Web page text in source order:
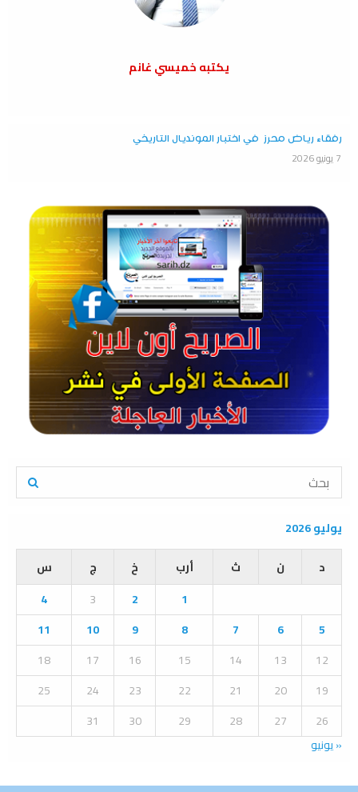
يكتبه خميسي غانم
رفقاء رياض محرز في اختبار المونديال التاريخي
7 يونيو 2026
r
r
E
A
R
C
H
يوليو 2026
د
ن ث أرب خ ج
س
1
2
3
4
5
6
7
8
9
10
11
12
13
14
15
16
17
18
19
20
21
22
23
24
25
26
27
28
29
30
31
« يونيو